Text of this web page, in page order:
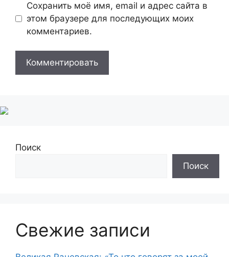
Сохранить моё имя, email и адрес сайта в
этом браузере для последующих моих
комментариев.
Поиск
Поиск
Свежие записи